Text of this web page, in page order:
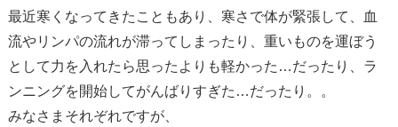
最近寒くなってきたこともあり、寒さで体が緊張して、血
流やリンパの流れが滞ってしまったり、重いものを運ぼう
として力を入れたら思ったよりも軽かった…だったり、ラ
ンニングを開始してがんばりすぎた…だったり。。
みなさまそれぞれですが、